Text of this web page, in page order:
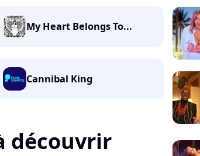
My Heart Belongs To...
Cannibal King
découvrir